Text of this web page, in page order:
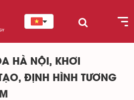
HÀ NỘI, KHƠI
ĐỊNH HÌNH TƯƠNG